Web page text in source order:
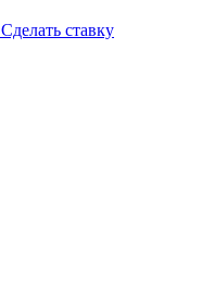
Сделать ставку